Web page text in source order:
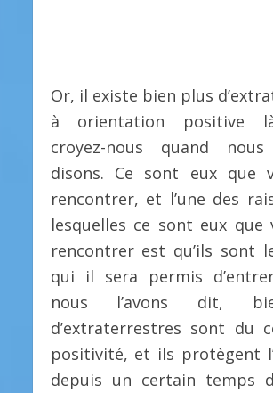
Or, il existe bien plus
à orientation positive
croyez-nous quand
disons. Ce sont eux que
rencontrer, et l’une des
lesquelles ce sont eux que
rencontrer est qu’ils sont
qui il sera permis
nous l’avons dit,
d’extraterrestres sont du
positivité, et ils protègent
depuis un certain temps